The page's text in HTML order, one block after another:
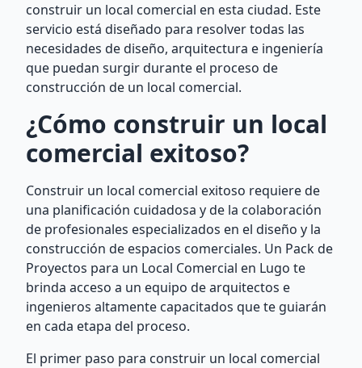
construir un local comercial en esta ciudad. Este
servicio está diseñado para resolver todas las
necesidades de diseño, arquitectura e ingeniería
que puedan surgir durante el proceso de
construcción de un local comercial.
¿Cómo construir un local
comercial exitoso?
Construir un local comercial exitoso requiere de
una planificación cuidadosa y de la colaboración
de profesionales especializados en el diseño y la
construcción de espacios comerciales. Un Pack de
Proyectos para un Local Comercial en Lugo te
brinda acceso a un equipo de arquitectos e
ingenieros altamente capacitados que te guiarán
en cada etapa del proceso.
El primer paso para construir un local comercial